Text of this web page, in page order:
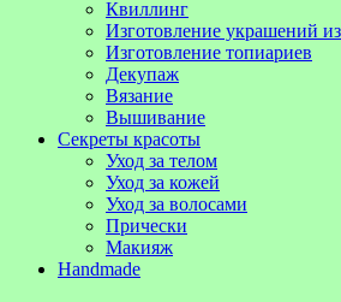
Квиллинг
Изготовление украшений
Изготовление топиариев
Декупаж
Вязание
Вышивание
Секреты красоты
Уход за телом
Уход за кожей
Уход за волосами
Прически
Макияж
Handmade